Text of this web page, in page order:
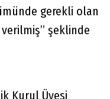
gerekli olan
şeklinde
Kurul Üyesi